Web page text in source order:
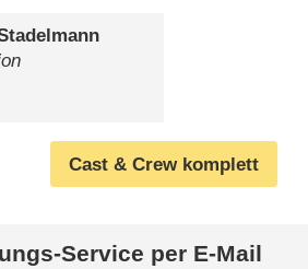
Cast & Crew komplett
Service per E-Mail